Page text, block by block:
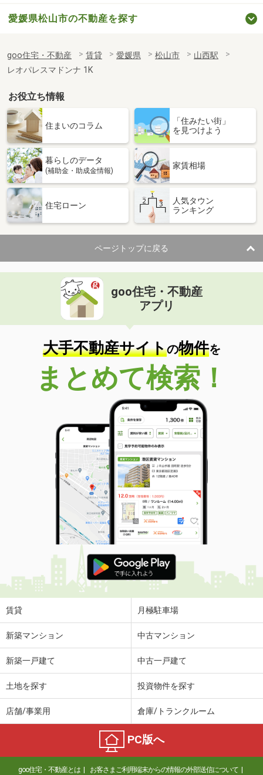
愛媛県松山市の不動産を探す
goo住宅・不動産 賃貸 愛媛県 松山市
山西駅
レオパレスマドンナ 1K
お役立ち情報
住まいのコラム
「住みたい街」
を見つけよう
暮らしのデータ
(補助金・助成金情報)
家賃相場
住宅ローン
人気タウン
ランキング
ページトップに戻る
goo住宅・不動産
アプリ
大手不動産サイトの物件を
まとめて検索！
賃貸 月極駐車場
新築マンション 中古マンション
新築一戸建て 中古一戸建て
土地を探す 投資物件を探す
店舗/事業用 倉庫/トランクルーム
PC版へ
goo住宅・不動産とは お客さまご利用端末からの情報の外部送信について